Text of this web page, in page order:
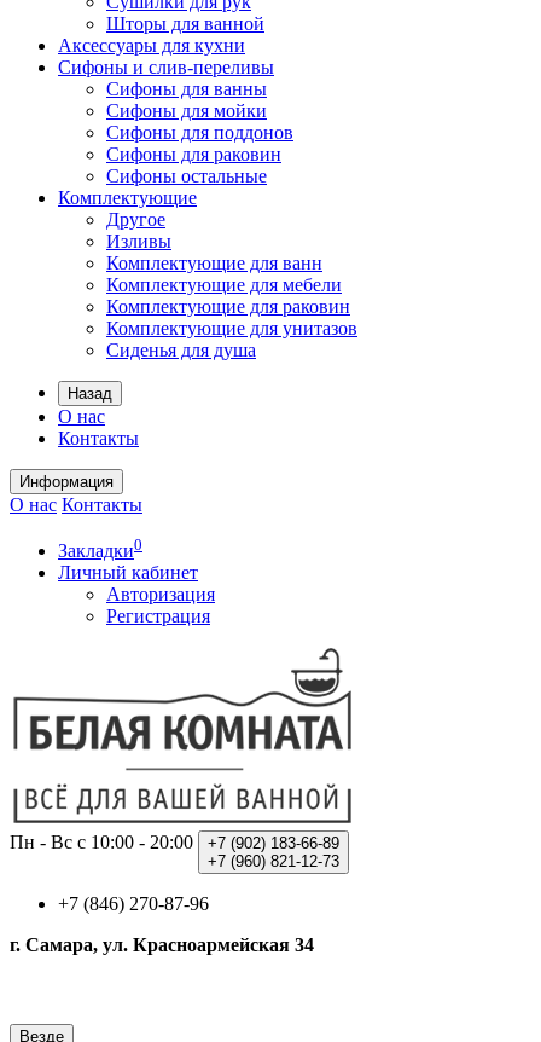
Шторы для ванной
Аксессуары для кухни
Сифоны и слив-переливы
Сифоны для ванны
Сифоны для мойки
Сифоны для поддонов
Сифоны для раковин
Сифоны остальные
Комплектующие
Другое
Изливы
Комплектующие для ванн
Комплектующие для мебели
Комплектующие для раковин
Комплектующие для унитазов
Сиденья для душа
Назад
О нас
Контакты
Информация
О нас Контакты
Закладки0
Личный кабинет
Авторизация
Регистрация
Пн - Вс с 10:00 - 20:00 +7 (902) 183-66-89
+7 (960) 821-12-73
+7 (846) 270-87-96
г. Самара, ул. Красноармейская 34
Везде